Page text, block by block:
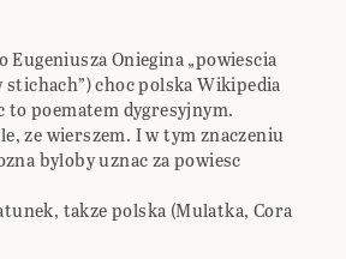
Eugeniusza Oniegina „powiescia
stichach”) choc polska Wikipedia
to poematem dygresyjnym.
ze wierszem. I w tym znaczeniu
byloby uznac za powiesc
takze polska (Mulatka, Cora